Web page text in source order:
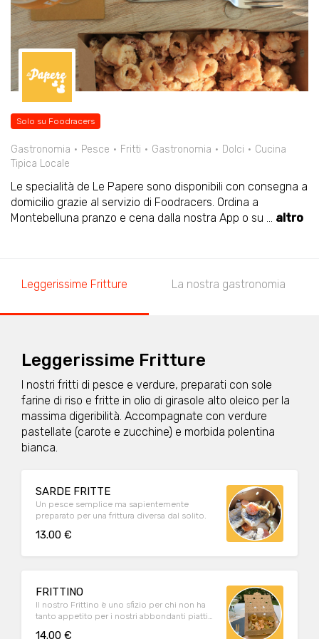
Solo su Foodracers
Gastronomia Pesce Fritti Gastronomia Dolci
Cucina
Tipica Locale
Le specialità de Le Papere sono disponibili con consegna a
domicilio grazie al servizio di Foodracers. Ordina a
Montebelluna pranzo e cena dalla nostra App o su ... altro
Leggerissime Fritture La nostra gastronomia
Leggerissime Fritture
I nostri fritti di pesce e verdure, preparati con sole
farine di riso e fritte in olio di girasole alto oleico per la
massima digeribilità. Accompagnate con verdure
pastellate (carote e zucchine) e morbida polentina
bianca.
SARDE FRITTE
Un pesce semplice ma sapientemente
preparato per una frittura diversa dal solito.
13.00 €
FRITTINO
Il nostro Frittino è uno sfizio per chi non ha
tanto appetito per i nostri abbondanti piatti
14.00 €